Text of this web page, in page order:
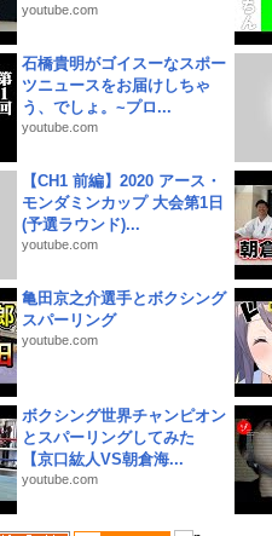
youtube.com
石橋貴明がゴイスーなスポー
ツニュースをお届けしちゃ
う、でしょ。~プロ...
youtube.com
【CH1 前編】2020 アース・
モンダミンカップ 大会第1日
(予選ラウンド)...
youtube.com
亀田京之介選手とボクシング
スパーリング
youtube.com
ボクシング世界チャンピオン
とスパーリングしてみた
【京口紘人VS朝倉海...
youtube.com